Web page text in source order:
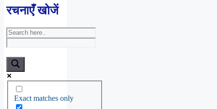
रचनाएँ खोजें
Exact matches only